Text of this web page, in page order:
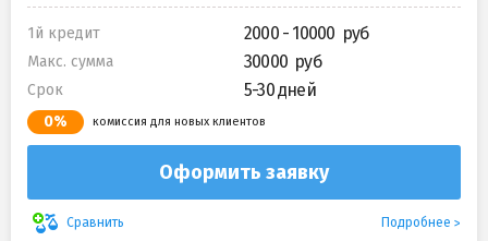
1й кредит 2000 - 10000
Макс. сумма 30000
Срок 5-30 дней
0% комиссия для новых клиентов
Оформить заявку
Сравнить Подробнее